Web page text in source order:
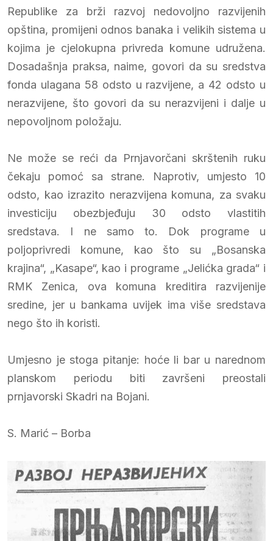
Republike za brži razvoj nedovoljno razvijenih
opština, promijeni odnos banaka i velikih sistema u
kojima je cjelokupna privreda komune udružena.
Dosadašnja praksa, naime, govori da su sredstva
fonda ulagana 58 odsto u razvijene, a 42 odsto u
nerazvijene, što govori da su nerazvijeni i dalje u
nepovoljnom položaju.
Ne može se reći da Prnjavorčani skrštenih ruku
čekaju pomoć sa strane. Naprotiv, umjesto 10
odsto, kao izrazito nerazvijena komuna, za svaku
investiciju obezbjeđuju 30 odsto vlastitih
sredstava. I ne samo to. Dok programe u
poljoprivredi komune, kao što su „Bosanska
krajina“, „Kasape“, kao i programe „Jelićka grada“ i
RMK Zenica, ova komuna kreditira razvijenije
sredine, jer u bankama uvijek ima više sredstava
nego što ih koristi.
Umjesno je stoga pitanje: hoće li bar u narednom
planskom periodu biti završeni preostali
prnjavorski Skadri na Bojani.
S. Marić – Borba